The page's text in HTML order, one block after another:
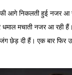
आगे निकलती हुई नजर आ
धमाल मचाती नजर आ रही
छेड़ दी हैं। एक बार फिर